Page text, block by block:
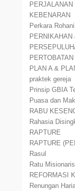
PERJALANAN
KEBENARAN
Perkara Rohani
PLAN A &
praktek gereja
Prinsip GBIA
Puasa dan
RABU
Rahasia
RAPTURE
RAPTURE
Rasul
Ratu Misionaris
REFORMASI
Renungan